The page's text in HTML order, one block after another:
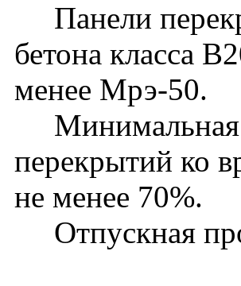
Панели
бетона класса
менее Мрэ-50.
Минимальная
перекрытий ко
не менее 70%.
Отпускная